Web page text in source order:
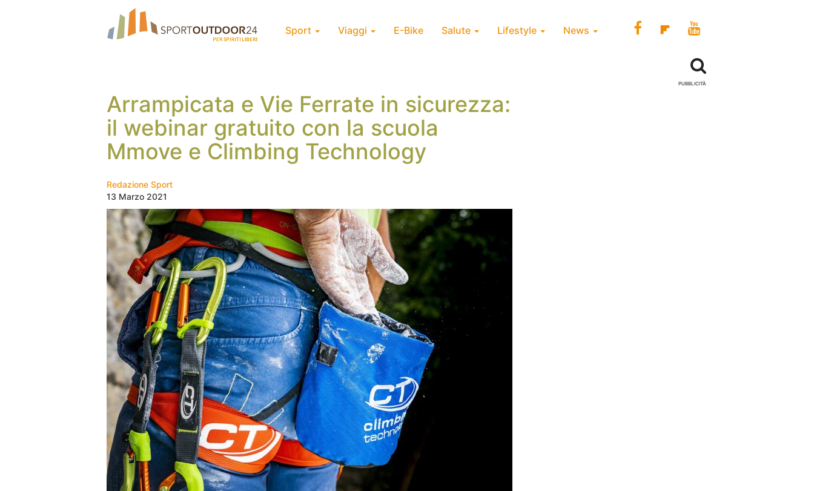
Sport Viaggi E-Bike Salute Lifestyle News
Arrampicata e Vie Ferrate in sicurezza:
il webinar gratuito con la scuola
Mmove e Climbing Technology
Redazione Sport
13 Marzo 2021
PUBBLICITÀ